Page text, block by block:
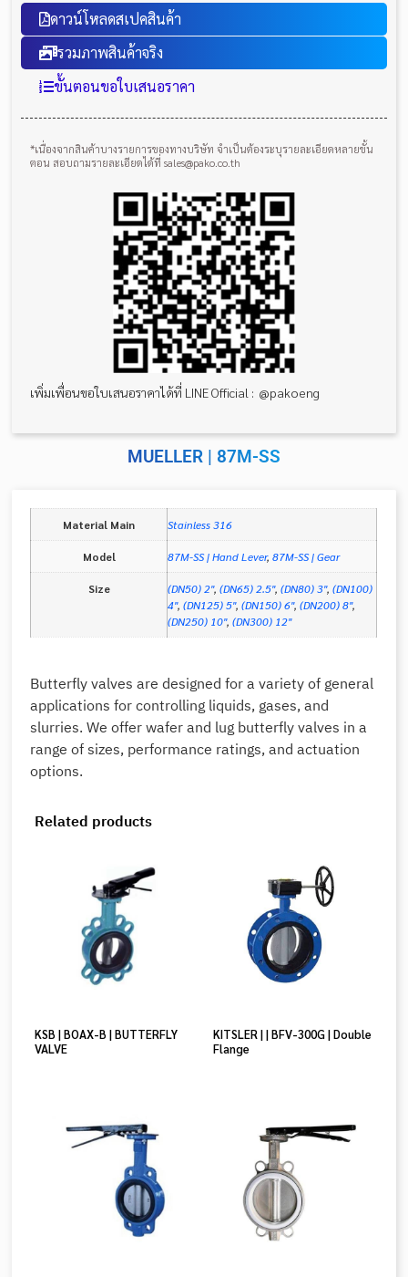
ดาวน์โหลดสเปคสินค้า
รวมภาพสินค้าจริง
ขั้นตอนขอใบเสนอราคา
*เนื่องจากสินค้าบางรายการของทางบริษัท จำเป็นต้องระบุรายละเอียดหลายขั้น
ตอน สอบถามรายละเอียดได้ที่ sales@pako.co.th
เพิ่มเพื่อนขอใบเสนอราคาได้ที่ LINE Official : @pakoeng
MUELLER | 87M-SS
Material Main Stainless 316
Model 87M-SS | Hand Lever,87M-SS | Gear
Size (DN50) 2",(DN65) 2.5",(DN80) 3",(DN100)
4",(DN125) 5",(DN150) 6",(DN200) 8",
(DN250) 10",(DN300) 12"
Butterfly valves are designed for a variety of general
applications for controlling liquids, gases, and
slurries. We offer wafer and lug butterfly valves in a
range of sizes, performance ratings, and actuation
options.
Related products
KSB | BOAX-B | BUTTERFLY
VALVE
KITSLER | | BFV-300G | Double
Flange